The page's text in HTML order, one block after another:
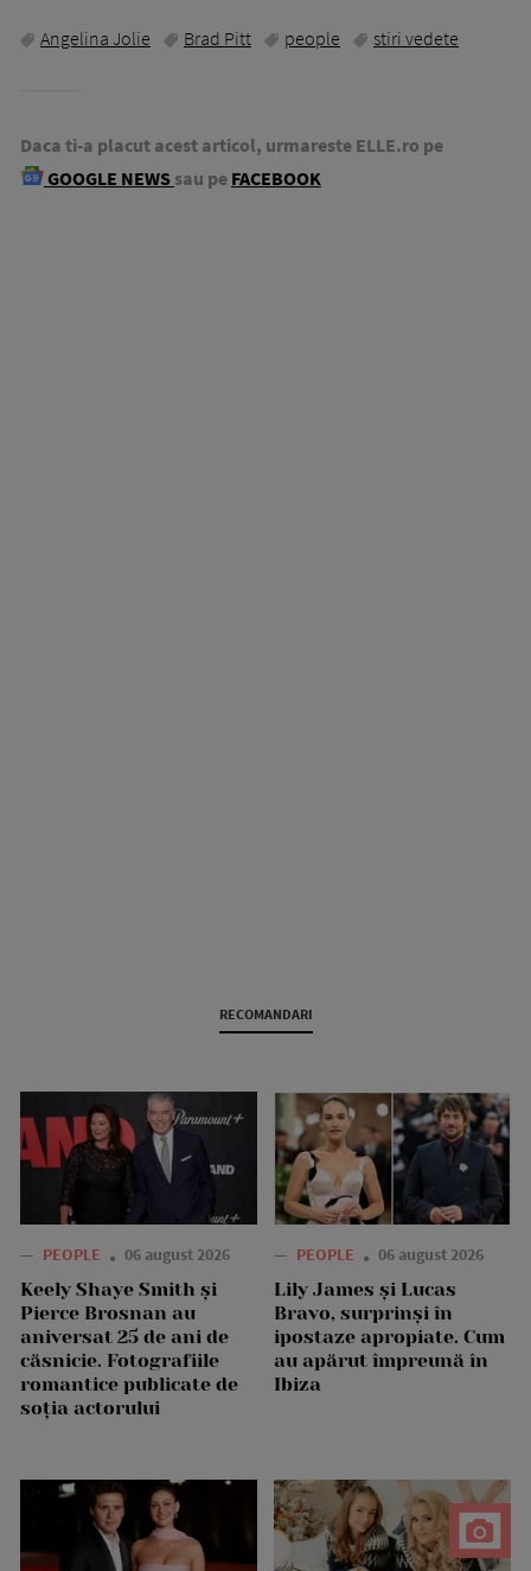
Angelina Jolie Brad Pitt people stiri vedete
Daca ti-a placut acest articol, urmareste ELLE.ro pe
GOOGLE NEWS sau pe FACEBOOK
RECOMANDARI
— PEOPLE 06 august 2026
Keely Shaye Smith și
Pierce Brosnan au
aniversat 25 de ani de
căsnicie. Fotografiile
romantice publicate de
soția actorului
— PEOPLE 06 august 2026
Lily James și Lucas
Bravo, surprinși în
ipostaze apropiate. Cum
au apărut împreună în
Ibiza